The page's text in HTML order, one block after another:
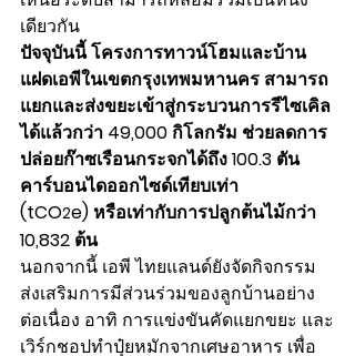
เดียวกัน
ปัจจุบันนี้ โครงการทาวน์โฮมและบ้าน
แฝดเอพีในเขตกรุงเทพมหานคร สามารถ
แยกและส่งขยะเข้าสู่กระบวนการรีไซเคิล
ได้แล้วกว่า 49,000 กิโลกรัม ช่วยลดการ
ปล่อยก๊าซเรือนกระจกได้ถึง 100.3 ตัน
คาร์บอนไดออกไซด์เทียบเท่า
(tCO2e) หรือเท่ากับการปลูกต้นไม้กว่า
10,832 ต้น
นอกจากนี้ เอพี ไทยแลนด์ยังจัดกิจกรรม
ส่งเสริมการมีส่วนร่วมของลูกบ้านอย่าง
ต่อเนื่อง อาทิ การแข่งขันคัดแยกขยะ และ
เวิร์กชอปทำปุ๋ยหมักจากเศษอาหาร เพื่อ